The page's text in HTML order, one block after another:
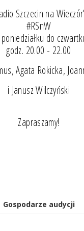
Szczecin na
#RSnW
do
godz. 20.00 - 22.00
Agata Rokicka,
i Janusz Wilczyński
Zapraszamy!
Gospodarze audycji